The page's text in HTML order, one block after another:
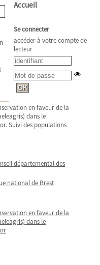
en faveur de la
dans le
Suivi des populations
départemental des
national de Brest
en faveur de la
dans le
Accueil
Se connecter
accéder à votre compte de
lecteur